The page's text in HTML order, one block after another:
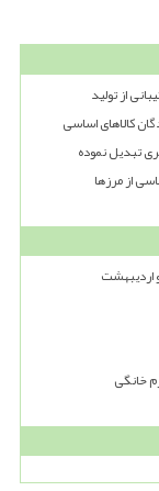
از تولید
تبدیل نموده
اردیبهشت
خانگی